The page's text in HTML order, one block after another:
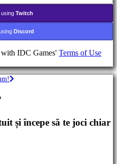
using Twitch
Discord
with IDC Games' Terms of Use
și începe să te joci chiar